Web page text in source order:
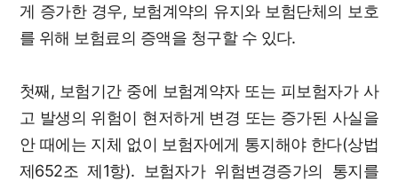
게 증가한 경우, 보험계약의 유지와 보험단체의 보호
를 위해 보험료의 증액을 청구할 수 있다.
첫째, 보험기간 중에 보험계약자 또는 피보험자가 사
고 발생의 위험이 현저하게 변경 또는 증가된 사실을
안 때에는 지체 없이 보험자에게 통지해야 한다(상법
제652조 제1항). 보험자가 위험변경증가의 통지를